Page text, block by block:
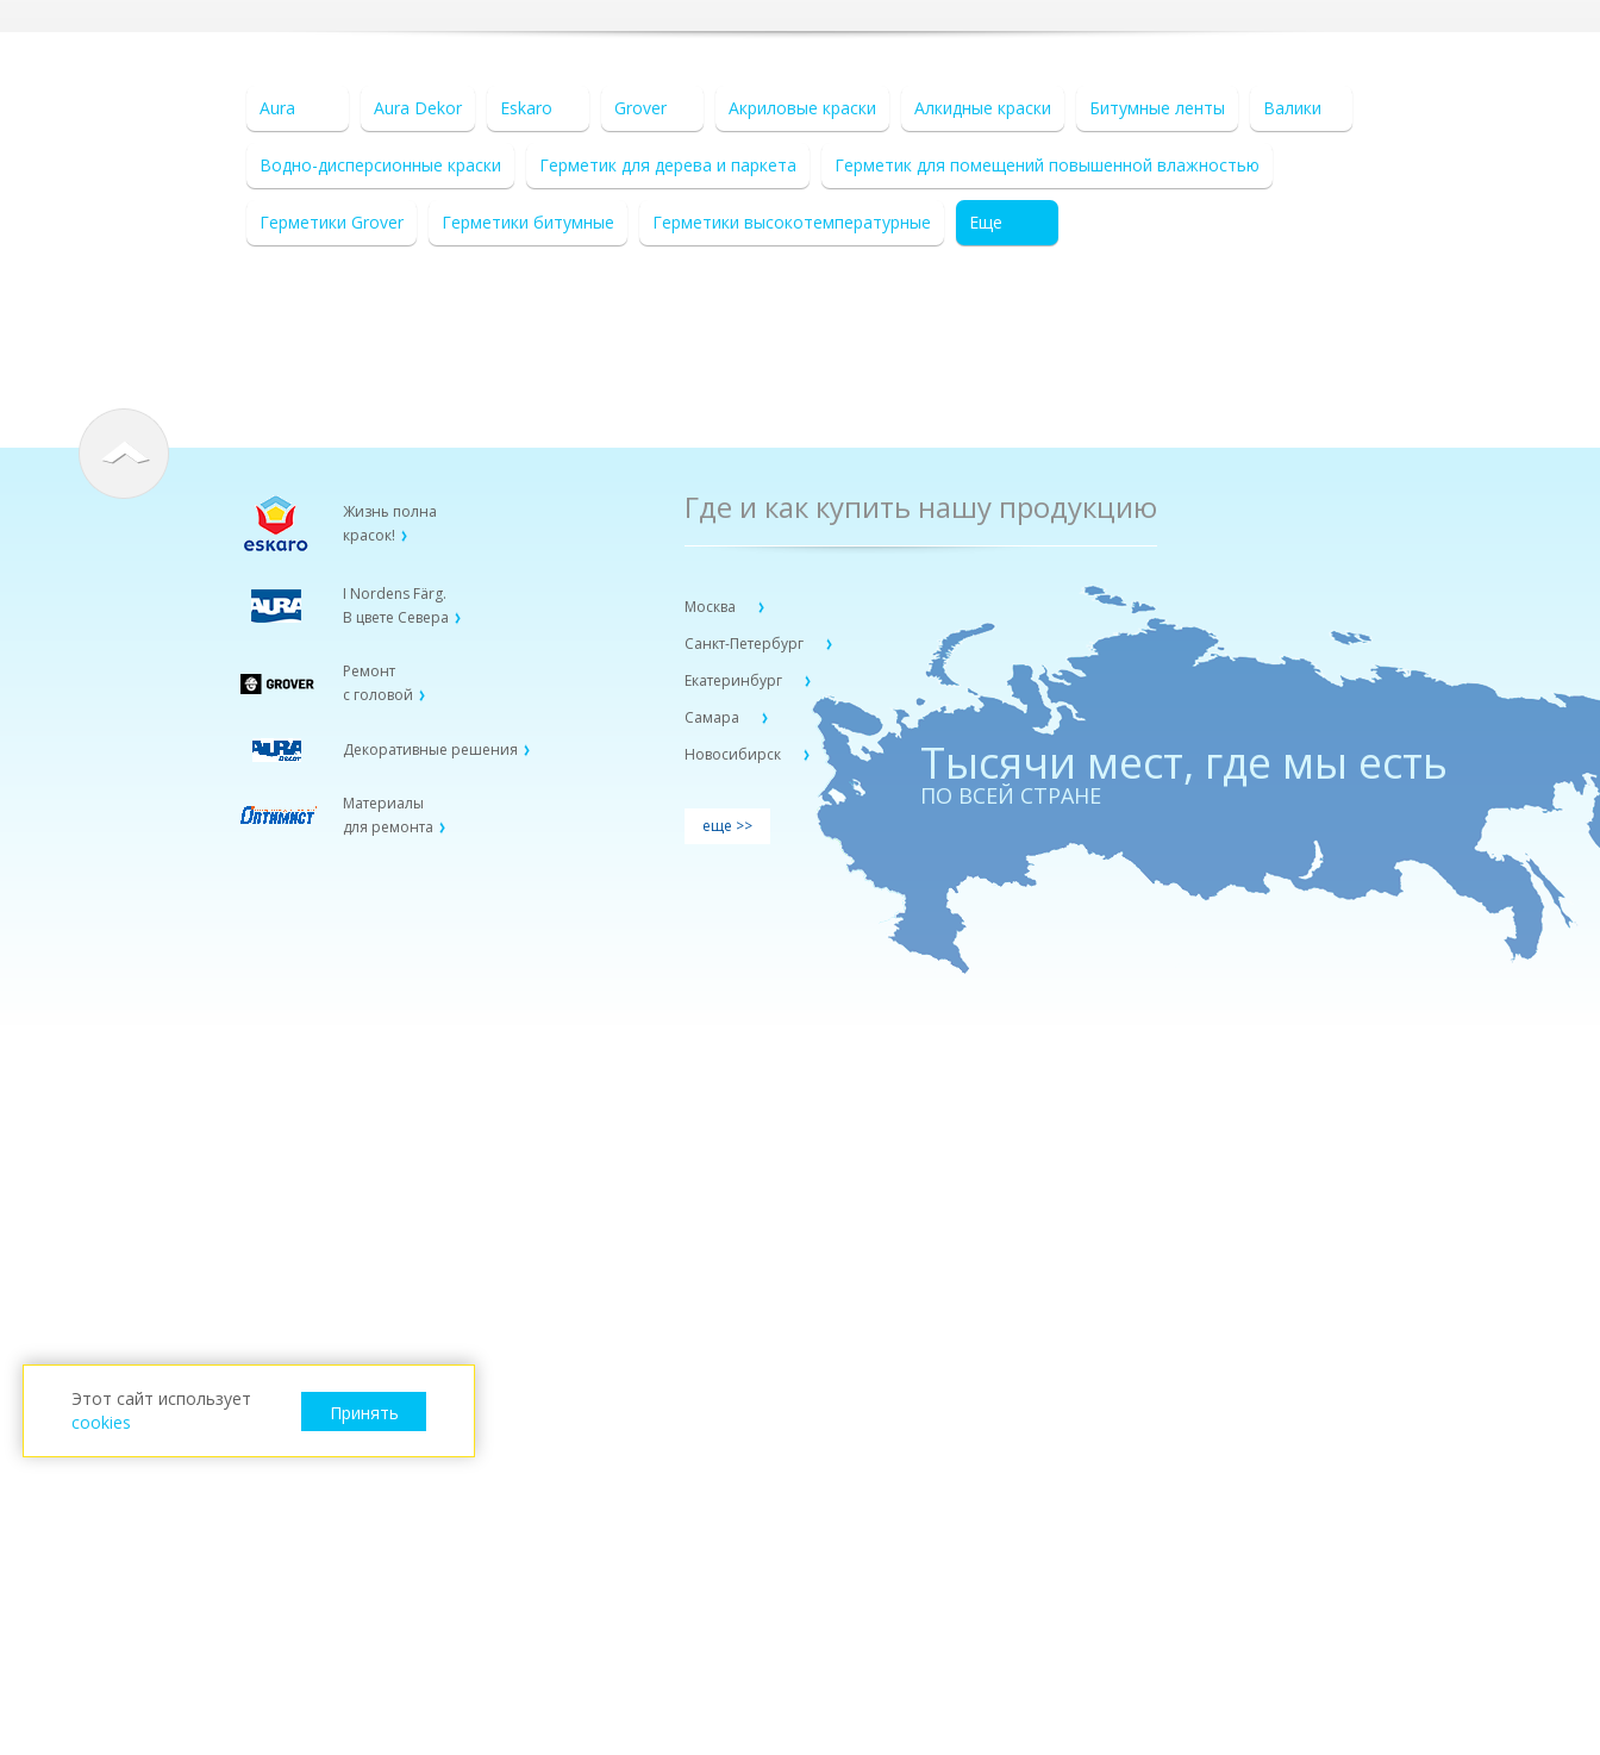
Aura Aura Dekor Eskaro Grover Акриловые краски Алкидные краски Битумные ленты Валики
Водно-дисперсионные краски Герметик для дерева и паркета Герметик для помещений повышенной влажностью
Герметики Grover Герметики битумные Герметики высокотемпературные Еще
Жизнь полна
красок!
I Nordens Färg.
В цвете Севера
Ремонт
с головой
Декоративные решения
Материалы
для ремонта
Где и как купить нашу продукцию
Москва
Санкт-Петербург
Екатеринбург
Самара
Новосибирск
еще >>
Тыcячи мест, где мы есть
ПО ВСЕЙ СТРАНЕ
Этот сайт использует
cookies
Принять